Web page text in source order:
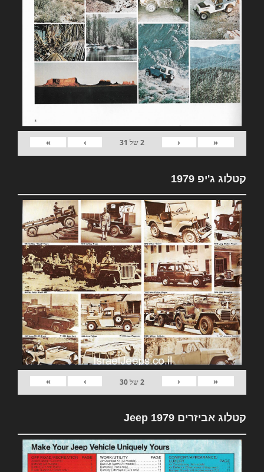
«
‹
2של 31
›
»
קטלוג ג'יפ 1979
«
‹
2של30
›
»
קטלוג אביזרים 1979 Jeep